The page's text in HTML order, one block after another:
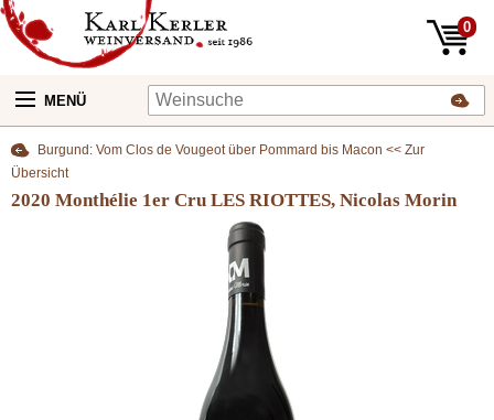
0
MENÜ
Burgund: Vom Clos de Vougeot über Pommard bis Macon << Zur
Übersicht
2020 Monthélie 1er Cru LES RIOTTES, Nicolas Morin